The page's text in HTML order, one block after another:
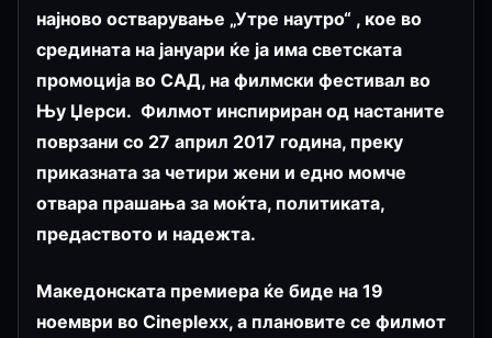
најново остварување „Утре наутро“ , кое во
средината на јануари ќе ја има светската
промоција во САД, на филмски фестивал во
Њу Џерси. Филмот инспириран од настаните
поврзани со 27 април 2017 година, преку
приказната за четири жени и едно момче
отвара прашања за моќта, политиката,
предаството и надежта.
Македонската премиера ќе биде на 19
ноември во Cineplexx, а плановите се филмот